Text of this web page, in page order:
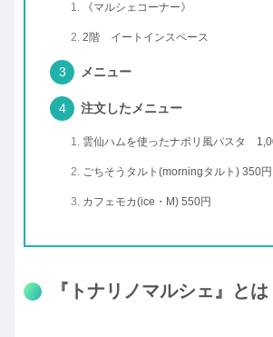
《マルシェコーナー》
2階 イートインスペース
メニュー
注文したメニュー
雲仙ハムを使ったナポリ風パスタ
ごちそうタルト(morningタルト) 350円
カフェモカ(ice・M) 550円
『トナリノマルシェ』とは